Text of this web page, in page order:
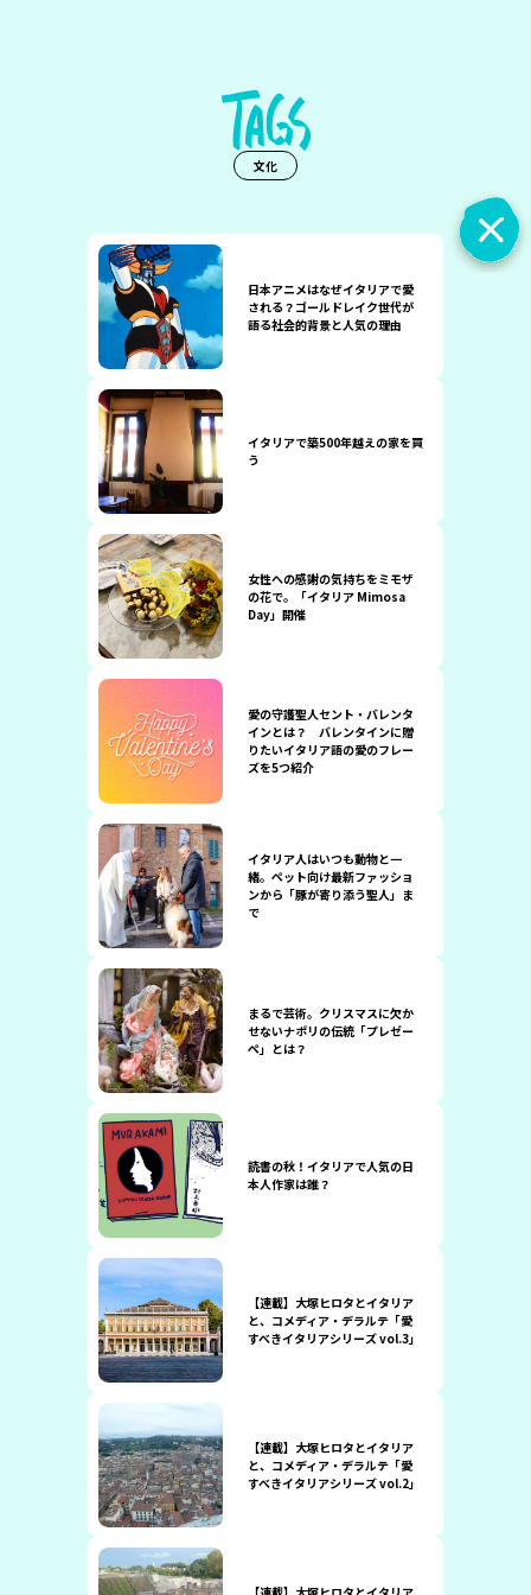
文化
日本アニメはなぜイタリアで愛
される？ゴールドレイク世代が
語る社会的背景と人気の理由
イタリアで築500年越えの家を買
う
女性への感謝の気持ちをミモザ
の花で。「イタリア Mimosa
Day」開催
愛の守護聖人セント・バレンタ
インとは？ バレンタインに贈
りたいイタリア語の愛のフレー
ズを5つ紹介
イタリア人はいつも動物と一
緒。ペット向け最新ファッショ
ンから「豚が寄り添う聖人」ま
で
まるで芸術。クリスマスに欠か
せないナポリの伝統「プレゼー
ペ」とは？
読書の秋！イタリアで人気の日
本人作家は誰？
【連載】大塚ヒロタとイタリア
と、コメディア・デラルテ「愛
すべきイタリアシリーズ vol.3」
【連載】大塚ヒロタとイタリア
と、コメディア・デラルテ「愛
すべきイタリアシリーズ vol.2」
【連載】大塚ヒロタとイタリア